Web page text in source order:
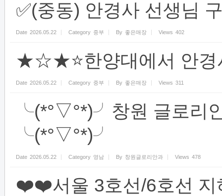
✅(중동) 안경사 선생님
Date 2026.05.22 Category 중부 By 좋은매장 Views 402
★☆★⭐한양대에서 안
Date 2026.05.22 Category 중부 By 좋은매장 Views 311
╰(*°▽°*)╯창원 글로리
╰(*°▽°*)╯
Date 2026.05.22 Category 영남 By 창원글로리안과 Views 478
❤️❤️서울 3호선/6호선 지